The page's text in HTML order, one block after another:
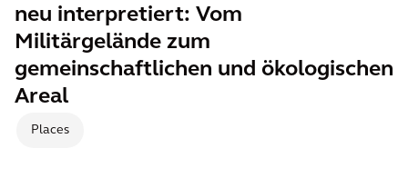
neu interpretiert: Vom
Militärgelände zum
gemeinschaftlichen und ökologischen
Areal
Places